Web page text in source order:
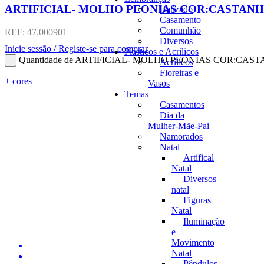
Batizado
Casamento
Comunhão
Diversos
Plásticos e Acrilicos
Acrílicos
Floreiras e
Vasos
Temas
Casamentos
Dia da
Mulher-Mãe-Pai
Namorados
Natal
Artifical
Natal
Diversos
natal
Figuras
Natal
Iluminação
e
Movimento
Natal
ARTIFICIAL- MOLHO PEONIAS
REF: 47.000901
Inicie sessão / Registe-se para comprar
Quantidade de ARTIFICIAL- MOLHO PEONIAS
+ cores